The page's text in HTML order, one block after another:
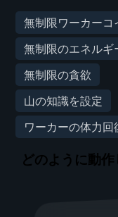
無制限ワーカーコ
無制限のエネルギ
無制限の貪欲
山の知識を設定
ワーカーの体力回
どのように動作